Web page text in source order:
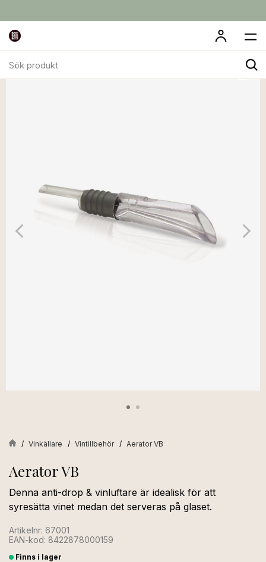
produkt
Vinkällare Vintillbehör Aerator VB
Aerator VB
Denna anti-drop & vinluftare är idealisk för att
syresätta vinet medan det serveras på glaset.
Artikelnr: 67001
EAN-kod: 8422878000159
Finns i lager